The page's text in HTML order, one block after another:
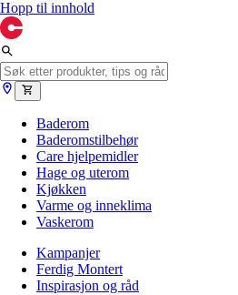
Hopp til innhold
Baderom
Baderomstilbehør
Care hjelpemidler
Hage og uterom
Kjøkken
Varme og inneklima
Vaskerom
Kampanjer
Ferdig Montert
Inspirasjon og råd